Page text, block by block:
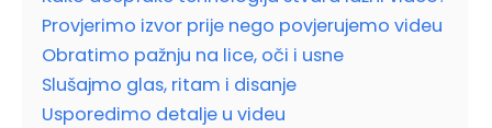
Provjerimo izvor prije nego povjerujemo videu
Obratimo pažnju na lice, oči i usne
Slušajmo glas, ritam i disanje
Usporedimo detalje u videu